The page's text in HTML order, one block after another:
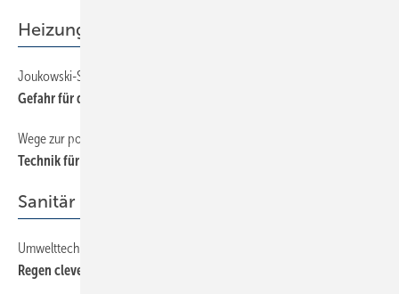
Heizung
Joukowski-Stoß kann zu Schäden führen
Gefahr für die Abgasanlage
Wege zur positiven Energiebilanz
Technik für das Energie-Plus-Haus
Sanitär
Umwelttechnik bei Sanierung in Berlin
Regen clever genutzt